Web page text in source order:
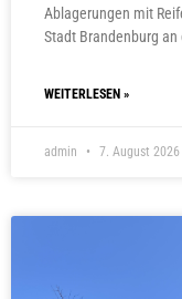
Ablagerungen mit
Stadt Brandenburg an
WEITERLESEN »
admin 7. August 2026